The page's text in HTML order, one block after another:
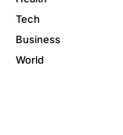
Tech
Business
World